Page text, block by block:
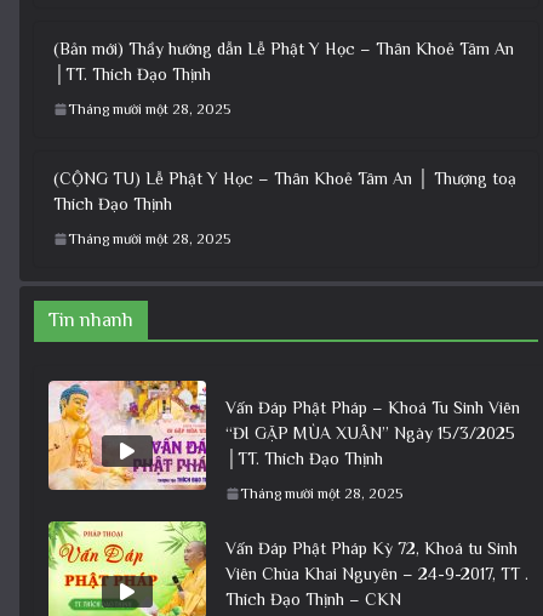
(Bản mới) Thầy hướng dẫn Lễ Phật Y Học – Thân Khoẻ Tâm An
│TT. Thích Đạo Thịnh
Tháng mười một 28, 2025
(CỘNG TU) Lễ Phật Y Học – Thân Khoẻ Tâm An │ Thượng toạ
Thích Đạo Thịnh
Tháng mười một 28, 2025
Tin nhanh
Vấn Đáp Phật Pháp – Khoá Tu Sinh Viên
“ĐI GẶP MÙA XUÂN” Ngày 15/3/2025
│TT. Thích Đạo Thịnh
Tháng mười một 28, 2025
Vấn Đáp Phật Pháp Kỳ 72, Khoá tu Sinh
Viên Chùa Khai Nguyên – 24-9-2017, TT .
Thích Đạo Thịnh – CKN